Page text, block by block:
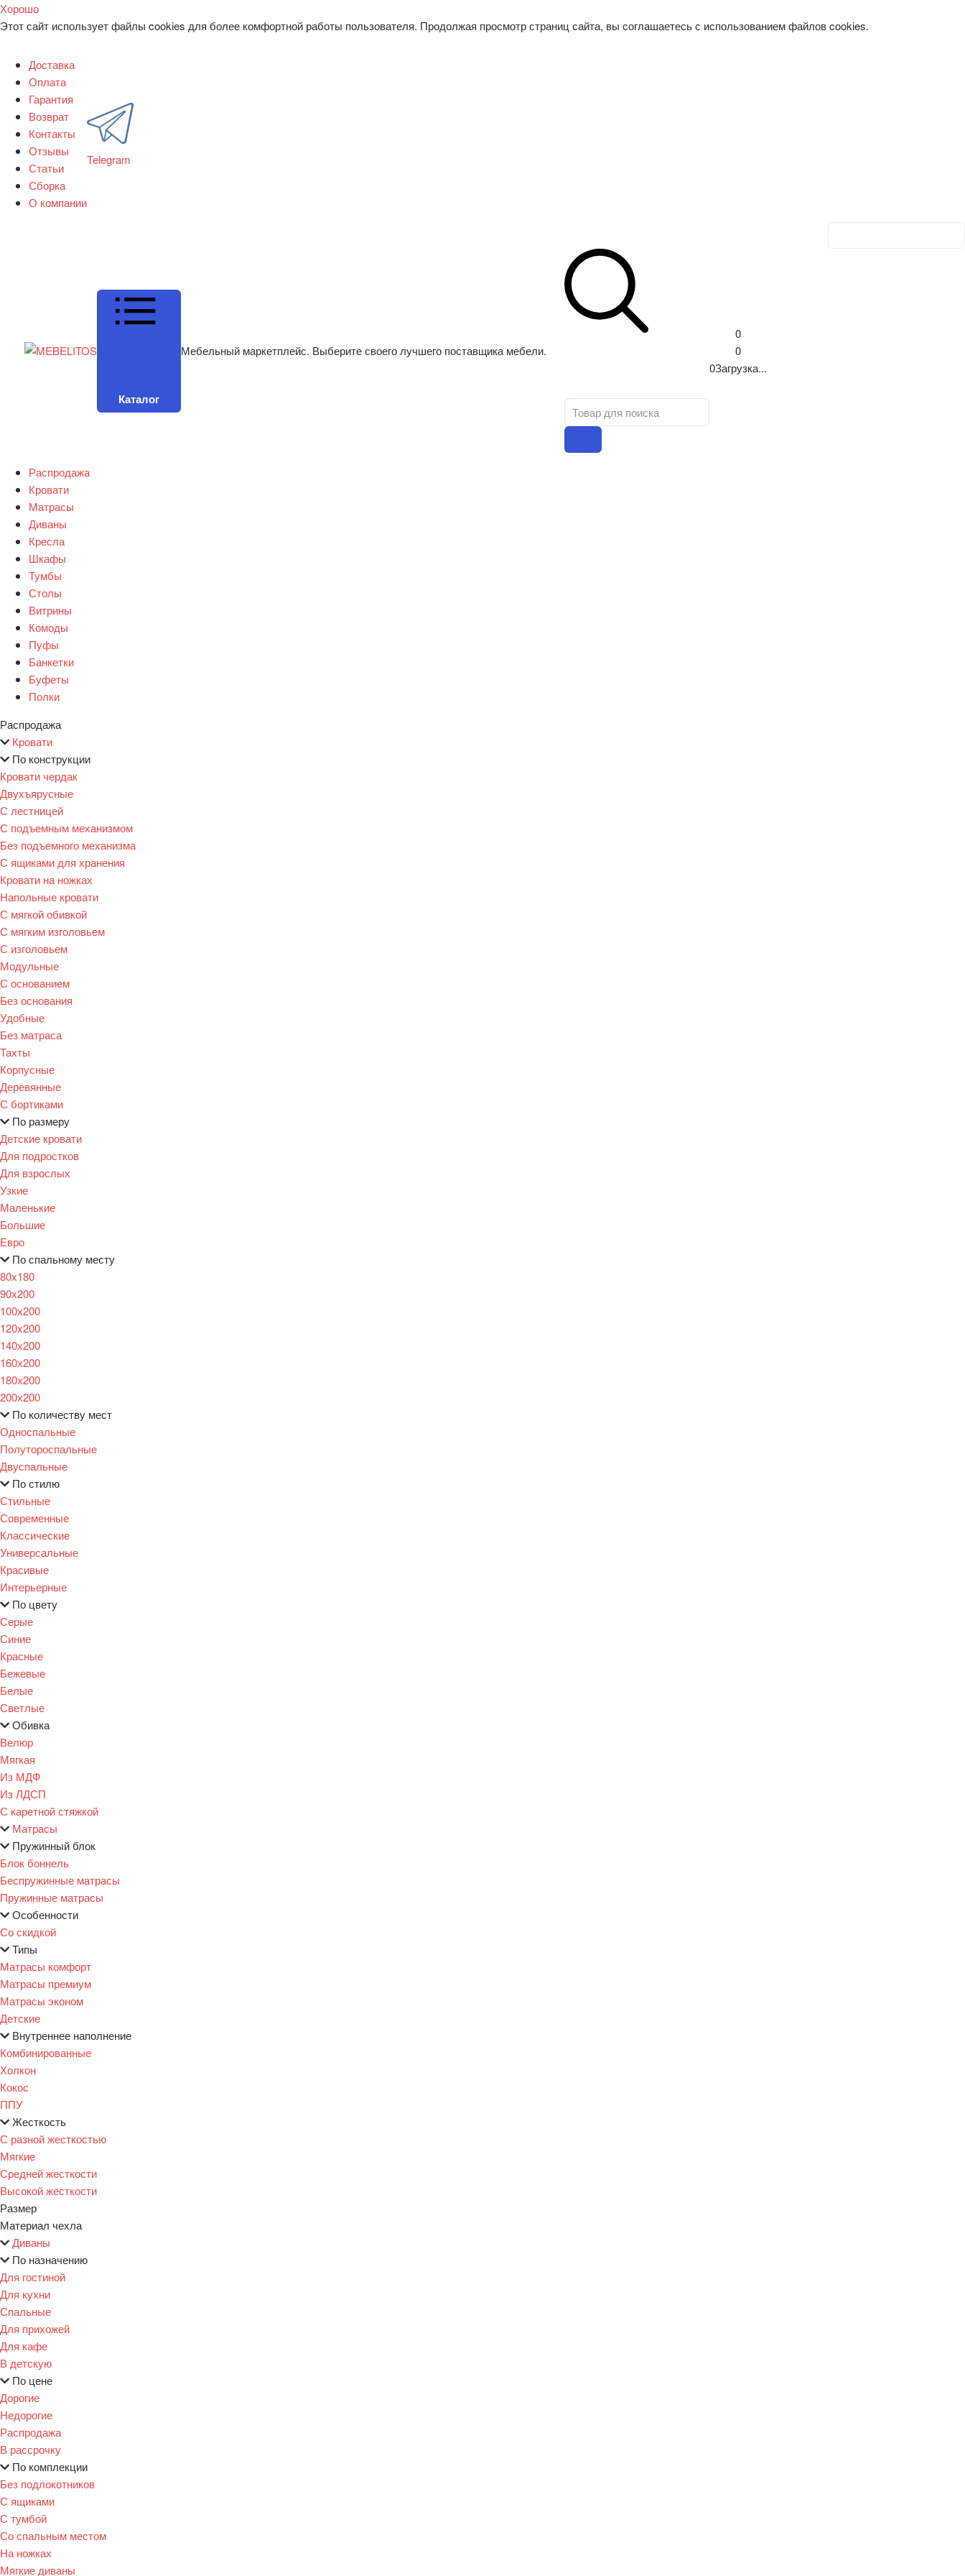
Хорошо
Этот сайт использует файлы cookies для более комфортной работы пользователя. Продолжая просмотр страниц сайта, вы соглашаетесь с использованием файлов cookies.
Доставка
Оплата
Гарантия
Возврат
Контакты
Отзывы
Статьи
Сборка
О компании
Telegram
Каталог
Мебельный маркетплейс. Выберите своего лучшего поставщика мебели.
0
0
0Загрузка...
Распродажа
Кровати
Матрасы
Диваны
Кресла
Шкафы
Тумбы
Столы
Витрины
Комоды
Пуфы
Банкетки
Буфеты
Полки
Распродажа
Кровати
По конструкции
Кровати чердак
Двухъярусные
С лестницей
С подъемным механизмом
Без подъемного механизма
С ящиками для хранения
Кровати на ножках
Напольные кровати
С мягкой обивкой
С мягким изголовьем
С изголовьем
Модульные
С основанием
Без основания
Удобные
Без матраса
Тахты
Корпусные
Деревянные
С бортиками
По размеру
Детские кровати
Для подростков
Для взрослых
Узкие
Маленькие
Большие
Евро
По спальному месту
80х180
90х200
100х200
120x200
140х200
160х200
180х200
200х200
По количеству мест
Односпальные
Полутороспальные
Двуспальные
По стилю
Стильные
Современные
Классические
Универсальные
Красивые
Интерьерные
По цвету
Серые
Синие
Красные
Бежевые
Белые
Светлые
Обивка
Велюр
Мягкая
Из МДФ
Из ЛДСП
С каретной стяжкой
Матрасы
Пружинный блок
Блок боннель
Беспружинные матрасы
Пружинные матрасы
Особенности
Со скидкой
Типы
Матрасы комфорт
Матрасы премиум
Матрасы эконом
Детские
Внутреннее наполнение
Комбинированные
Холкон
Кокос
ППУ
Жесткость
С разной жесткостью
Мягкие
Средней жесткости
Высокой жесткости
Размер
Материал чехла
Диваны
По назначению
Для гостиной
Для кухни
Спальные
Для прихожей
Для кафе
В детскую
По цене
Дорогие
Недорогие
Распродажа
В рассрочку
По комплекции
Без подлокотников
С ящиками
С тумбой
Со спальным местом
На ножках
Мягкие диваны